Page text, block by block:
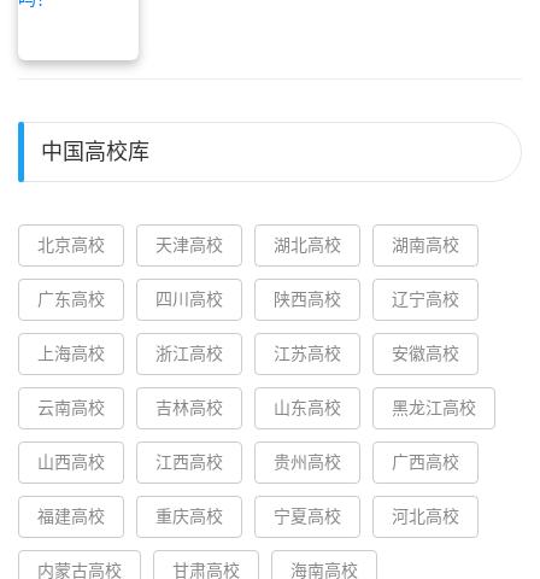
中国高校库
北京高校 天津高校 湖北高校 湖南高校
广东高校 四川高校 陕西高校 辽宁高校
上海高校 浙江高校 江苏高校 安徽高校
云南高校 吉林高校 山东高校 黑龙江高校
山西高校 江西高校 贵州高校 广西高校
福建高校 重庆高校 宁夏高校 河北高校
内蒙古高校 甘肃高校 海南高校